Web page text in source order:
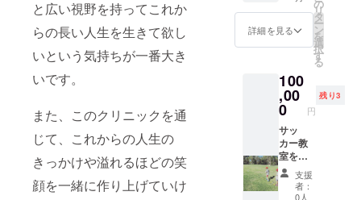
と広い視野を持ってこれか
らの長い人生を生きて欲し
いという気持ちが一番大き
いです。
また、このクリニックを通
じて、これからの人生の
きっかけや溢れるほどの笑
顔を一緒に作り上げていけ
より選
べま
す。ま
た、サ
S〜XL
までご
用意し
ており
ます。
※ご希望
の品の
サイ
ズ・色
を備考
詳細を見る
の
リ
タ
ー
ン
を
選
択
す
る
100
,00
0 円
残り3
サッ
カー教
室を開
催しま
す。な
らびに
支援
者：
0人